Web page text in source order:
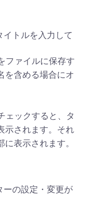
イトルを入力して
ファイルに保存す
を含める場合にオ
ェックすると、タ
示されます。それ
表示されます。
ーの設定・変更が